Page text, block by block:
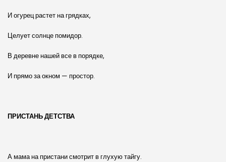
И огурец растет на грядках,
Целует солнце помидор.
В деревне нашей все в порядке,
И прямо за окном — простор.
ПРИСТАНЬ ДЕТСТВА
А мама на пристани смотрит в глухую тайгу.